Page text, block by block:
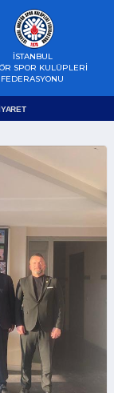
İSTANBUL
SPOR KULÜPLERİ
FEDERASYONU